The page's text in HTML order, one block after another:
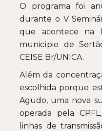
O programa foi
durante o V
que acontece na
município de
CEISE Br/UNICA.
Além da
escolhida porque
Agudo, uma nova
operada pela
linhas de